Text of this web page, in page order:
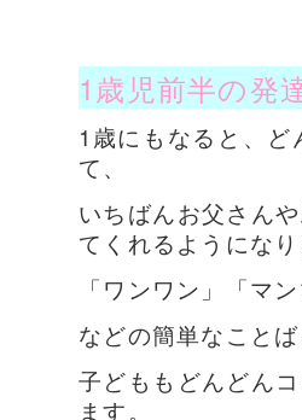
1歳児前半の発
1歳にもなると、
て、
いちばんお父さん
てくれるようになり
「ワンワン」「マ
などの簡単なこと
子どももどんどん
ます。